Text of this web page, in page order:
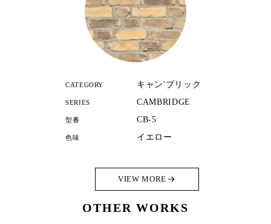
CATEGORY キャン'ブリック
SERIES CAMBRIDGE
型番 CB-5
色味 イエロー
VIEW MORE
OTHER WORKS